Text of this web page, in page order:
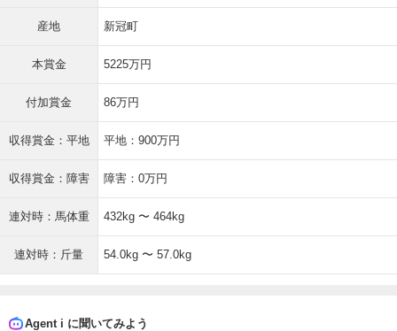
産地 新冠町
本賞金 5225万円
付加賞金 86万円
収得賞金：平地 平地：900万円
収得賞金：障害 障害：0万円
連対時：馬体重 432kg 〜 464kg
連対時：斤量 54.0kg 〜 57.0kg
Agent i に聞いてみよう